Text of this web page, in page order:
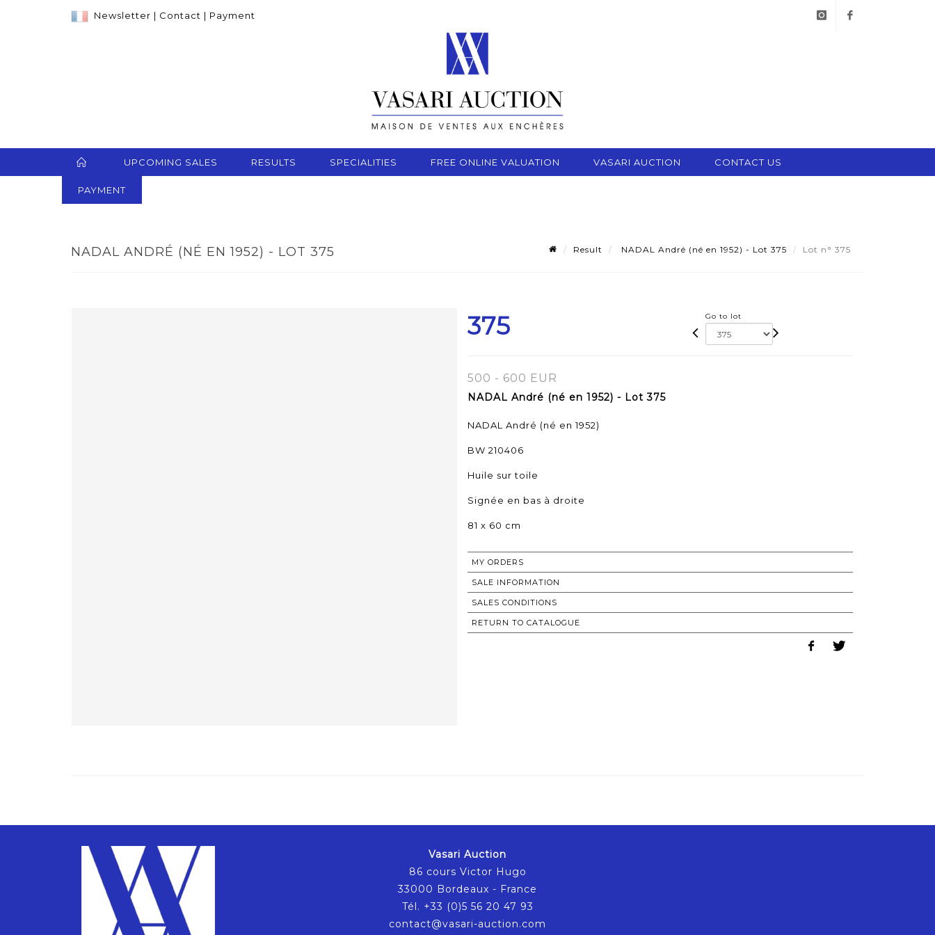
Newsletter | Contact | Payment
UPCOMING SALES RESULTS SPECIALITIES FREE ONLINE VALUATION VASARI AUCTION CONTACT US
PAYMENT
NADAL ANDRÉ (NÉ EN 1952) - LOT 375 Result NADAL André (né en 1952) - Lot 375 Lot n° 375
375 Go to lot
500 - 600 EUR
NADAL André (né en 1952) - Lot 375
NADAL André (né en 1952)
BW 210406
Huile sur toile
Signée en bas à droite
81 x 60 cm
MY ORDERS
SALE INFORMATION
SALES CONDITIONS
RETURN TO CATALOGUE
Vasari Auction
86 cours Victor Hugo
33000 Bordeaux - France
Tél. +33 (0)5 56 20 47 93
contact@vasari-auction.com